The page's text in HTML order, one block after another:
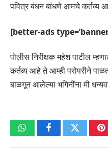
पवित्र बंधन बांधणे आमचे कर्तव्य
[better-ads
पोलीस निरीक्षक महेश पाटील
कर्तव्य आहे ते आम्ही परोपरीने
बाळगून आलेल्या भगिनींना मी
WhatsAppFacebookTwitter